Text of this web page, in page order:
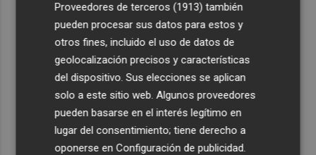
Proveedores de terceros (1913) también
pueden procesar sus datos para estos y
otros fines, incluido el uso de datos de
geolocalización precisos y características
del dispositivo. Sus elecciones se aplican
solo a este sitio web. Algunos proveedores
pueden basarse en el interés legítimo en
lugar del consentimiento; tiene derecho a
oponerse enConfiguración de publicidad.